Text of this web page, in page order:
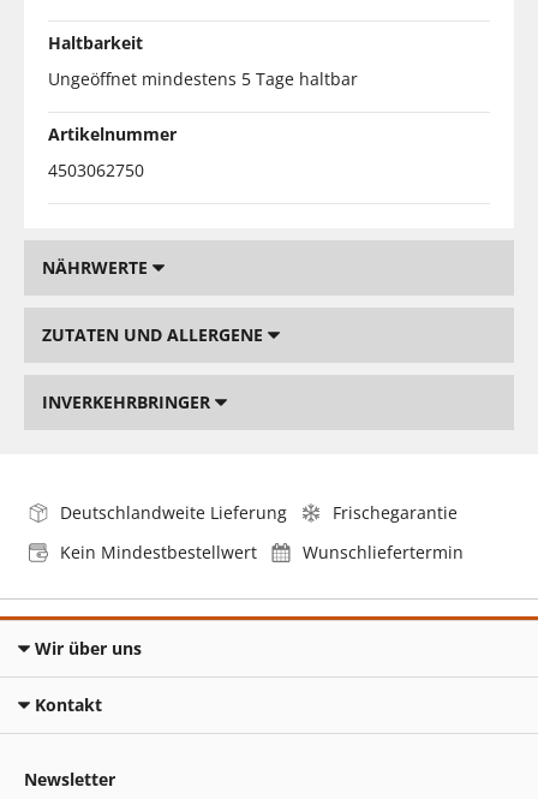
Haltbarkeit
Ungeöffnet mindestens 5 Tage haltbar
Artikelnummer
4503062750
NÄHRWERTE
ZUTATEN UND ALLERGENE
INVERKEHRBRINGER
Deutschlandweite Lieferung
Frischegarantie
Kein Mindestbestellwert
Wunschliefertermin
Wir über uns
Kontakt
Newsletter